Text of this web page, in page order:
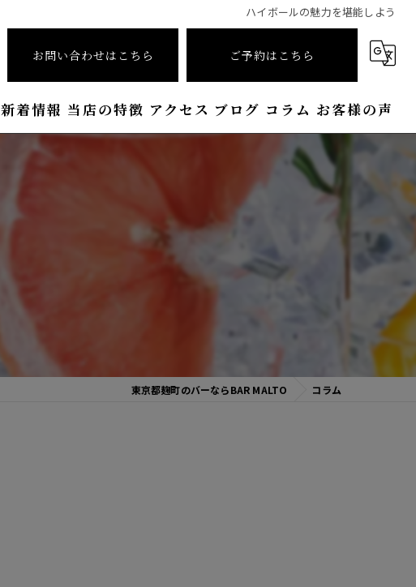
ハイボールの魅力を堪能しよう
お問い合わせはこちら ご予約はこちら
新着情報 当店の特徴 アクセス ブログ コラム お客様の声
東京都麹町のバーならBAR MALTO コラム